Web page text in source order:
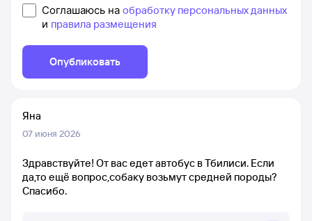
Соглашаюсь на обработку персональных данных
и правила размещения
Опубликовать
Яна
07 июня 2026
Здравствуйте! От вас едет автобус в Тбилиси. Если
да,то ещё вопрос,собаку возьмут средней породы?
Спасибо.